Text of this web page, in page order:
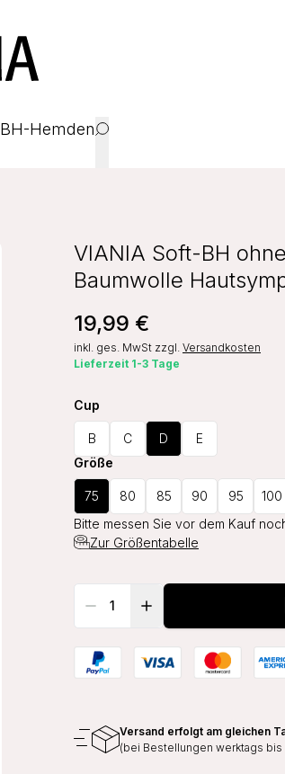
BH-Hemden
VIANIA Soft-BH
Baumwolle
19,99 €
inkl. ges. MwSt zzgl. Versandkosten
Lieferzeit 1-3 Tage
Cup
B C D
E
Größe
75 80 85 90 95 100
Bitte messen Sie vor dem Kauf
Zur Größentabelle
Versand erfolgt am gleichen
(bei Bestellungen werktags bis